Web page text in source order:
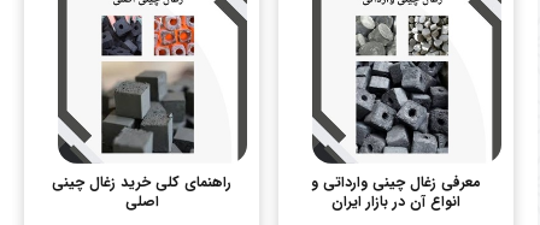
معرفی زغال چینی وارداتی و
انواع آن در بازار ایران
راهنمای کلی خرید زغال چینی
اصلی